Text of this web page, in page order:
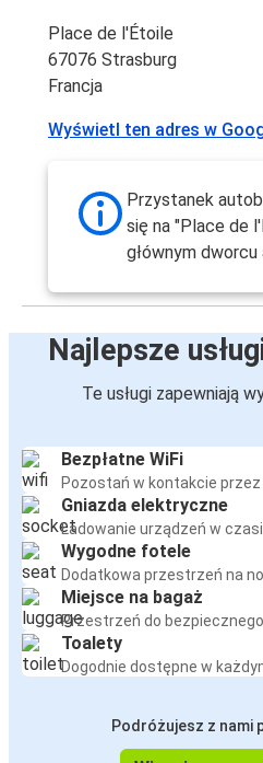
Place de l'Étoile
67076 Strasburg
Francja
Wyświetl ten adres w
Przystanek
się na "Place de
głównym
Najlepsze
Te usługi zapewniają
Bezpłatne WiFi
Pozostań w kontakcie przez
Gniazda elektryczne
Ładowanie urządzeń w
Wygodne fotele
Dodatkowa przestrzeń na
Miejsce na bagaż
Przestrzeń do
Toalety
Dogodnie dostępne w
Podróżujesz z nami